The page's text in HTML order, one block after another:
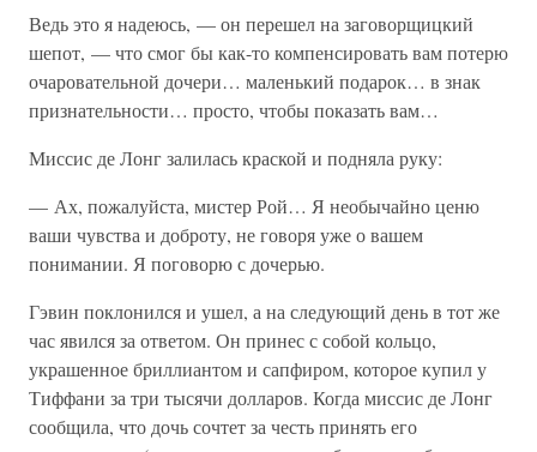
Ведь это я надеюсь, — он перешел на заговорщицкий
шепот, — что смог бы как-то компенсировать вам потерю
очаровательной дочери… маленький подарок… в знак
признательности… просто, чтобы показать вам…
Миссис де Лонг залилась краской и подняла руку:
— Ах, пожалуйста, мистер Рой… Я необычайно ценю
ваши чувства и доброту, не говоря уже о вашем
понимании. Я поговорю с дочерью.
Гэвин поклонился и ушел, а на следующий день в тот же
час явился за ответом. Он принес с собой кольцо,
украшенное бриллиантом и сапфиром, которое купил у
Тиффани за три тысячи долларов. Когда миссис де Лонг
сообщила, что дочь сочтет за честь принять его